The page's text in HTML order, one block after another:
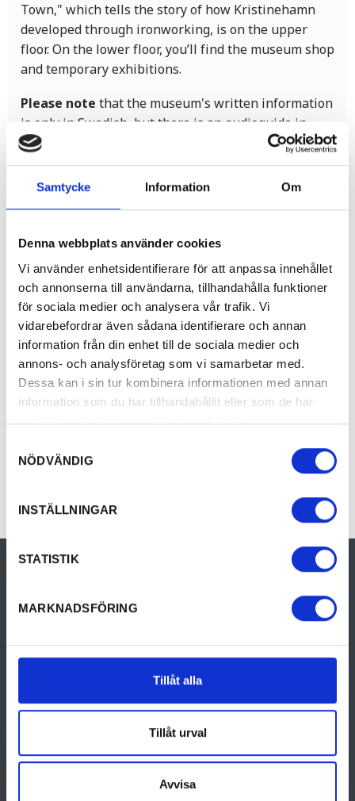
Samtycke Information Om
Denna webbplats använder cookies
Vi använder enhetsidentifierare för att anpassa innehållet
och annonserna till användarna, tillhandahålla funktioner
för sociala medier och analysera vår trafik. Vi
vidarebefordrar även sådana identifierare och annan
information från din enhet till de sociala medier och
annons- och analysföretag som vi samarbetar med.
Dessa kan i sin tur kombinera informationen med annan
information som du har tillhandahållit eller som de har
samlat in när du har använt deras tjänster.
NÖDVÄNDIG
INSTÄLLNINGAR
STATISTIK
MARKNADSFÖRING
Tillåt alla
Tillåt urval
Avvisa
Town," which tells the story of how Kristinehamn
developed through ironworking, is on the upper
floor. On the lower floor, you’ll find the museum shop
and temporary exhibitions.
Please note that the museum's written information
is only in Swedish, but there is an audioguide in
english. Also, the staff is happy to assist you with
information in English.
The museum is accessible, with a lift to the upper
children.
Guide dogs are allowed, but no other dogs are
permitted inside.
Relaterad info
Prices
Visit Kristinehamn
Södra Torget 3, 681 84 Kristinehamn
Tel: +46 (0)550 881 87
turist@kristinehamn.se